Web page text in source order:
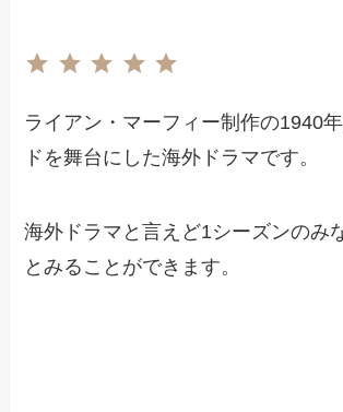
⭐⭐ ⭐
ライアン・マーフィー制作の1940
ドを舞台にした海外ドラマです。
海外ドラマと言えど1シーズンのみ
とみることができます。